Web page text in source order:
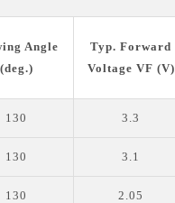
Angle
(deg.)
Typ. Forward
Voltage VF (V)
130 3.3
130 3.1
130 2.05